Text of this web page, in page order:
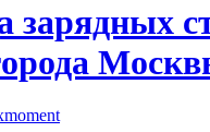
зарядных